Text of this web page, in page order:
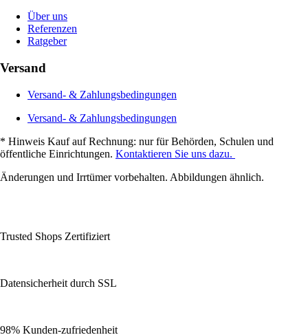
Über uns
Referenzen
Ratgeber
Versand
Versand- & Zahlungsbedingungen
Versand- & Zahlungsbedingungen
* Hinweis Kauf auf Rechnung: nur für Behörden, Schulen und
öffentliche Einrichtungen. Kontaktieren Sie uns dazu.
Änderungen und Irrtümer vorbehalten. Abbildungen ähnlich.
Trusted Shops Zertifiziert
Datensicherheit durch SSL
98% Kunden-zufriedenheit